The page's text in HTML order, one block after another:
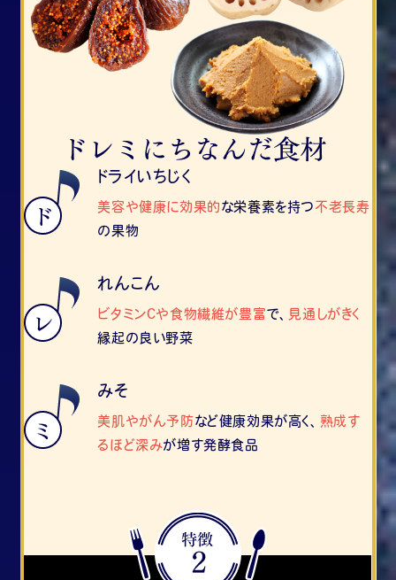
ドライいちじく
美容や健康に効果的 な栄養素を持つ 不老長寿
の果物
れんこん
ビタミンCや食物繊維が豊富で、 見通しがきく
縁起の良い野菜
みそ
美肌やがん予防など健康効果が高く、 熟成す
るほど深みが増す発酵食品